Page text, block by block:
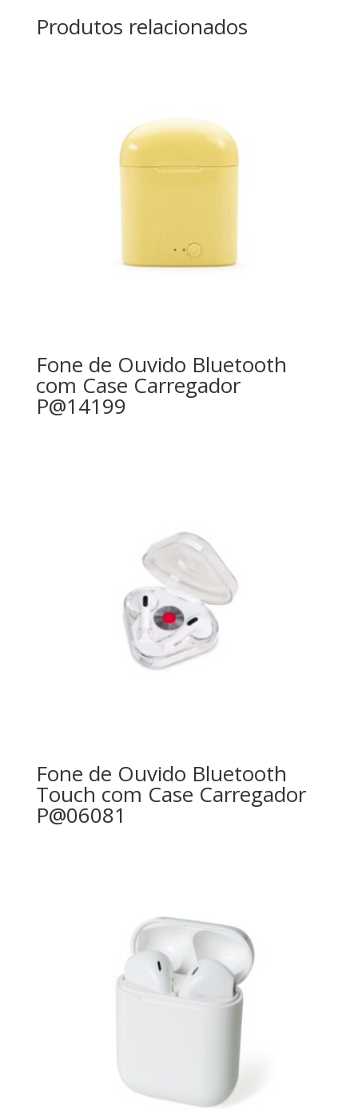
Produtos relacionados
Fone de Ouvido Bluetooth
com Case Carregador
P@14199
Fone de Ouvido Bluetooth
Touch com Case Carregador
P@06081